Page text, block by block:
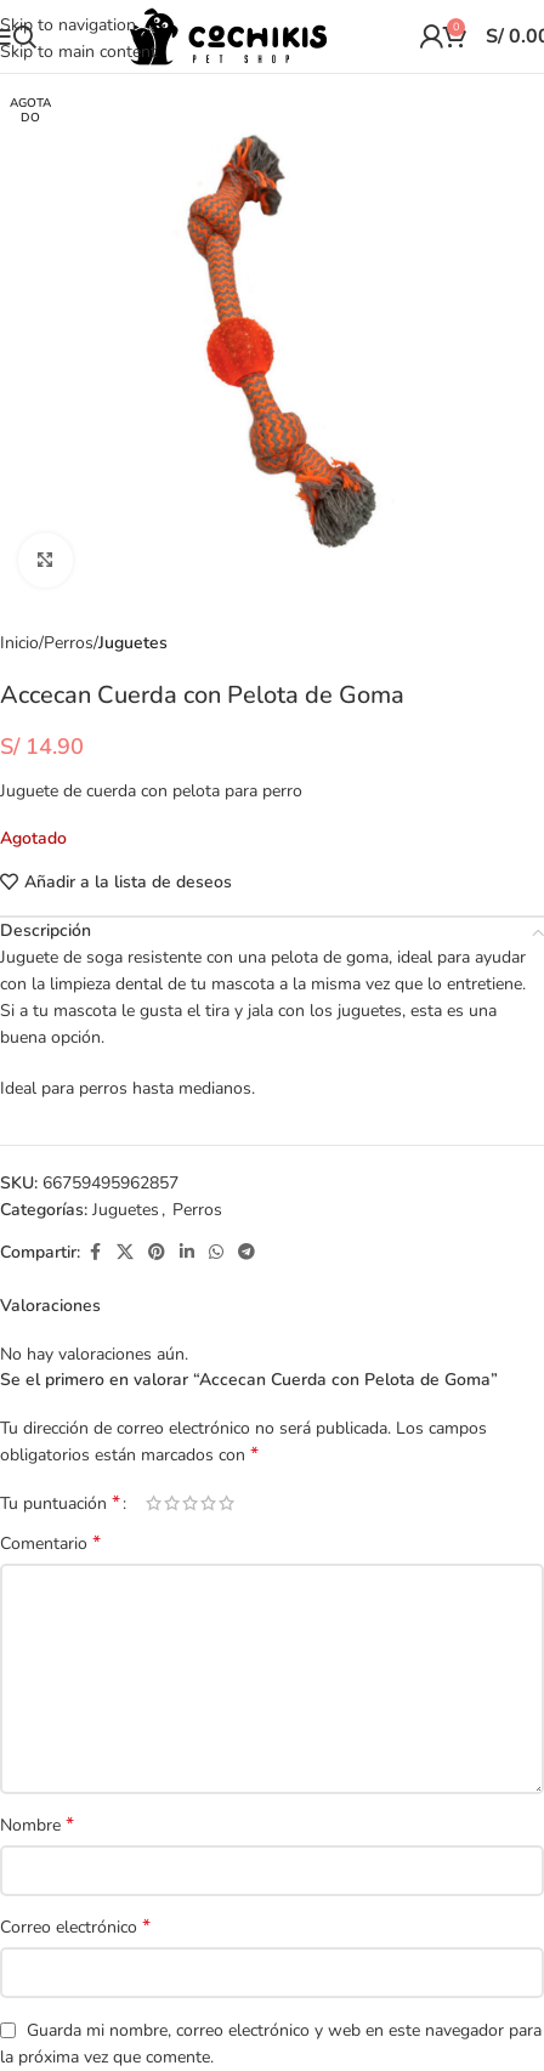
Skip to navigation
Skip to main content
0 S/
AGOTA
DO
Inicio Perros Juguetes
Accecan Cuerda con Pelota de Goma
S/14.90
Juguete de cuerda con pelota para perro
Agotado
Añadir a la lista de deseos
Descripción
Juguete de soga resistente con una pelota de goma, ideal para ayudar
con la limpieza dental de tu mascota a la misma vez que lo entretiene.
Si a tu mascota le gusta el tira y jala con los juguetes, esta es una
buena opción.
Ideal para perros hasta medianos.
SKU: 66759495962857
Categorías: Juguetes , Perros
Compartir:
Valoraciones
No hay valoraciones aún.
Se el primero en valorar “Accecan Cuerda con Pelota de Goma”
Tu dirección de correo electrónico no será publicada. Los campos
obligatorios están marcados con *
Tu puntuación *
Comentario *
Nombre *
Correo electrónico *
Guarda mi nombre, correo electrónico y web en este navegador para
la próxima vez que comente.